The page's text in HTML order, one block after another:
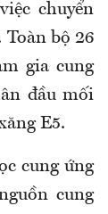
chuyển
bộ 26
gia cung
đầu mối
E5.
cung ứng
cung